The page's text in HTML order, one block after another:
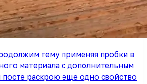
тему применяя пробки в
материала с дополнительным
раскрою еще одно свойство